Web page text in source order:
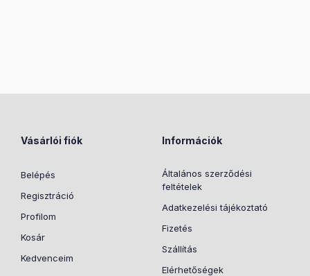
Vásárlói fiók
Belépés
Regisztráció
Profilom
Kosár
Kedvenceim
Információk
Általános szerződési
feltételek
Adatkezelési tájékoztató
Fizetés
Szállítás
Elérhetőségek